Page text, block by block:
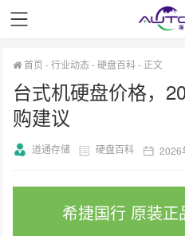
首页 -行业动态-硬盘百科- 正文
台式机硬盘价格，
购建议
道通存储 硬盘百科 2026
希捷国行 原装